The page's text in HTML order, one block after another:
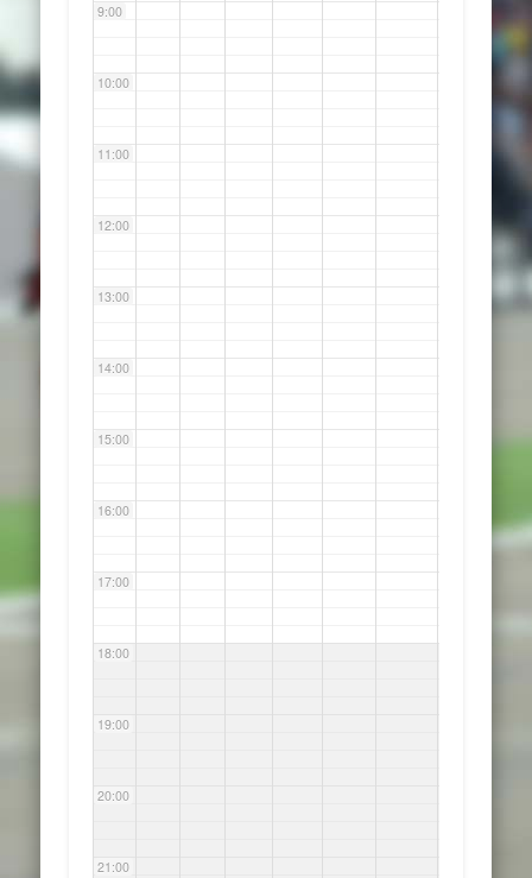
9:00
10:00
11:00
12:00
13:00
14:00
15:00
16:00
17:00
18:00
19:00
20:00
21:00